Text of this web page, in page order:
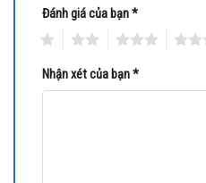
– Kích thước: 97×60 mm.
–Sản xuất tại Đài Loan.
Đánh giá của bạn*
Nhận xét của bạn*